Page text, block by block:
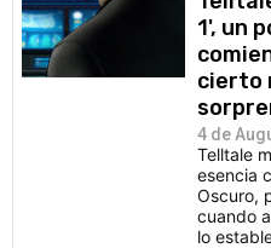
1', un
cierto
4 de
Telltale
esencia
Oscuro,
cuando
lo